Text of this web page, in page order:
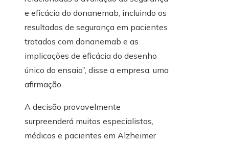
e eficácia do donanemab, incluindo os
resultados de segurança em pacientes
tratados com donanemab e as
implicações de eficácia do desenho
único do ensaio”, disse a empresa. uma
afirmação.
A decisão provavelmente
surpreenderá muitos especialistas,
médicos e pacientes em Alzheimer